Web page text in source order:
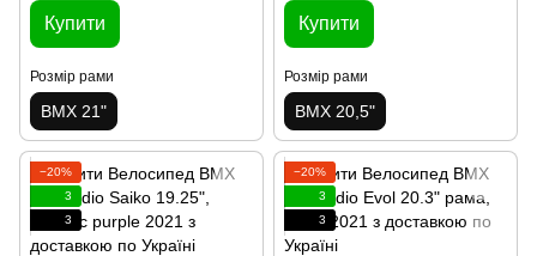
Купити
Розмір рами
BMX 21"
Купити
Розмір рами
BMX 20,5"
−20%
3
3
−20%
3
3